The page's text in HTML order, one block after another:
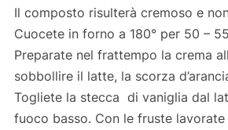
Il composto risulterà cremoso e
Cuocete in forno a 180° per 50 –
Preparate nel frattempo la crema
sobbollire il latte, la scorza
Togliete la stecca di vaniglia dal
fuoco basso. Con le fruste